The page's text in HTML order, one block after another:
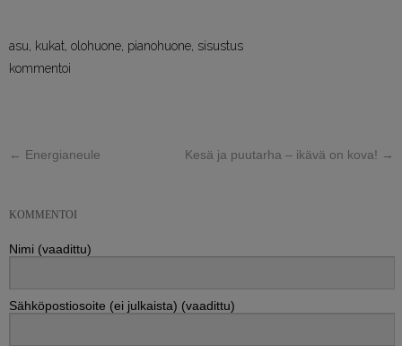
asu kukat olohuone pianohuone sisustus
kommentoi
← Energianeule Kesä ja puutarha – ikävä on kova! →
KOMMENTOI
Nimi (vaadittu)
Sähköpostiosoite (ei julkaista) (vaadittu)